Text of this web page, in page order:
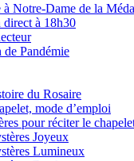
à Notre-Dame de la
direct à 18h30
de Pandémie
du Rosaire
mode d’emploi
pour réciter le
Joyeux
Lumineux